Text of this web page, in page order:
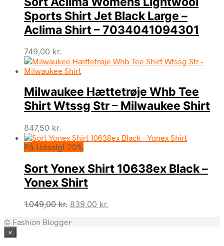
Sports Shirt Jet Black Large –
Aclima Shirt – 7034041094301
749,00 kr.
Milwaukee Hættetrøje Whb Tee
Shirt Wtssg Str – Milwaukee Shirt
847,50 kr.
På Udsalg! 20%
Sort Yonex Shirt 10638ex Black –
Yonex Shirt
1.049,00kr. Den
pris
839,00 kr.
© Fashion Blogger
×